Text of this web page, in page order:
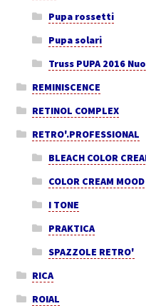
Pupa rossetti
Pupa solari
Truss PUPA 2016
REMINISCENCE
RETINOL COMPLEX
RETRO'.PROFESSIONAL
BLEACH COLOR
COLOR CREAM MOOD
I TONE
PRAKTICA
SPAZZOLE RETRO'
RICA
ROIAL